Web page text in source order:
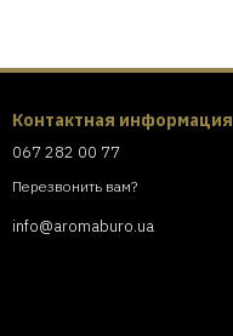
Контактная информация
067 282 00 77
Перезвонить вам?
info@aromaburo.ua